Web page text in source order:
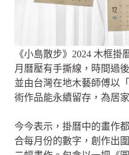
《小島散步》2024 木框
月曆壓有手撕線，時間過
並由台灣在地木藝師傅以
術作品能永續留存，為居
今今表示，掛曆中的畫作
合每月份的數字，創作出